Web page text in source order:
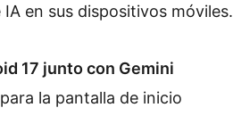
en sus dispositivos móviles.
17 junto con Gemini
la pantalla de inicio